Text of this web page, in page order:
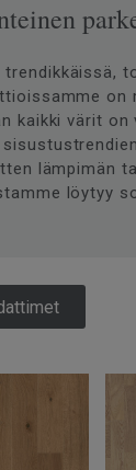
on
kaikki värit on
lämpimän
löytyy